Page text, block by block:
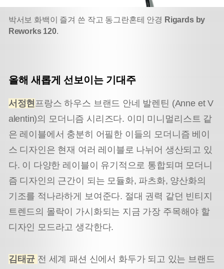
박서보 화백이 즐겨 쓴 작고 동그란혼테 안경 Rigards by
Reworks 120.
올해 새롭게 선보이는 기대주
서정현프랑스 하우스 브랜드 안네 발렌틴 (Anne et V
alentin)의 모더니즘 시리즈다. 이미 미니멀리스트 같
은 레이블에서 충분히 어필한 이들의 모더니즘 베이
스 디자인은 현재 여러 레이블로 나뉘어 생산되고 있
다. 이 다양한 레이블이 유기적으로 통합되며 모더니
즘 디자인의 근간이 되는 모듈화, 파츠화, 양산화의
기조를 적나라하게 보여준다. 절대 권력 같던 빈티지
트렌드의 몰락이 가시화되는 지금 가장 주목해야 할
디자인 모드라고 생각한다.
김태균 전 세계 패션 신에서 화두가 되고 있는 브랜드